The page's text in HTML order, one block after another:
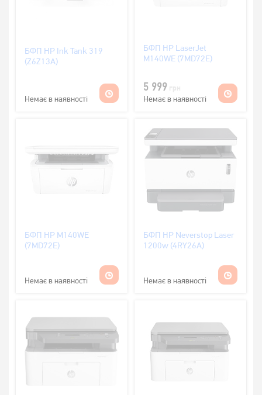
БФП HP Ink Tank 319
(Z6Z13A)
Немає в наявності
БФП HP LaserJet
M140WE (7MD72E)
5 999
Немає в наявності
БФП HP M140WE
(7MD72E)
Немає в наявності
БФП HP Neverstop Laser
1200w (4RY26A)
Немає в наявності